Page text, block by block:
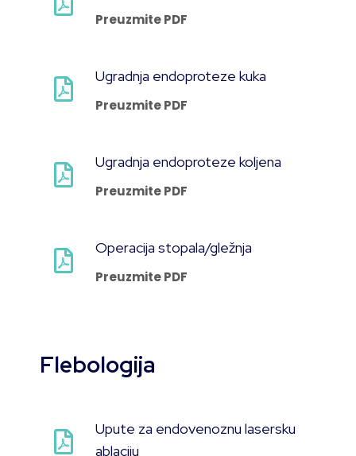
Preuzmite PDF
Ugradnja endoproteze kuka
Preuzmite PDF
Ugradnja endoproteze koljena
Preuzmite PDF
Operacija stopala/gležnja
Preuzmite PDF
Flebologija
Upute za endovenoznu lasersku
ablaciju